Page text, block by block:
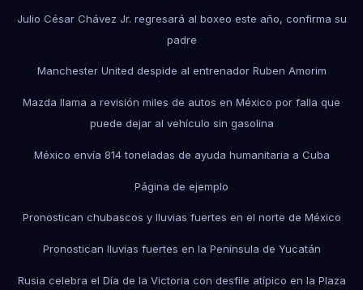
Julio César Chávez Jr. regresará al boxeo este año, confirma su
padre
Manchester United despide al entrenador Ruben Amorim
Mazda llama a revisión miles de autos en México por falla que
puede dejar al vehículo sin gasolina
México envía 814 toneladas de ayuda humanitaria a Cuba
Página de ejemplo
Pronostican chubascos y lluvias fuertes en el norte de México
Pronostican lluvias fuertes en la Península de Yucatán
Rusia celebra el Día de la Victoria con desfile atípico en la Plaza